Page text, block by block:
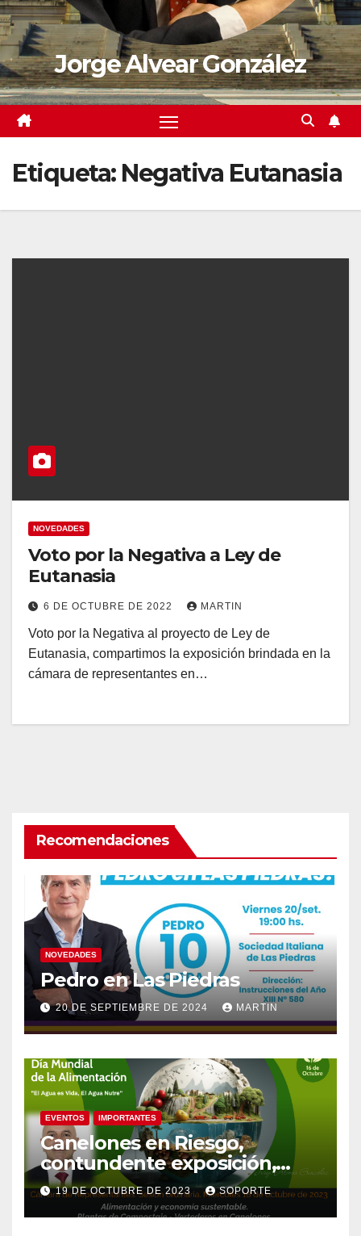
Jorge Alvear González
Etiqueta: Negativa Eutanasia
NOVEDADES
Voto por la Negativa a Ley de
Eutanasia
6 DE OCTUBRE DE 2022 MARTIN
Voto por la Negativa al proyecto de Ley de
Eutanasia, compartimos la exposición brindada en la
cámara de representantes en…
Recomendaciones
NOVEDADES
Pedro en Las Piedras
20 DE SEPTIEMBRE DE 2024 MARTIN
EVENTOS IMPORTANTES
Canelones en Riesgo,
contundente exposición,
agua como recurso, agua
como derecho humano.
19 DE OCTUBRE DE 2023 SOPORTE